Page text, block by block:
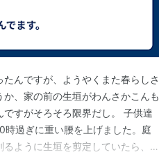
んですが、ようやくまた春らしさ
、家の前の生垣がわんさかこんも
すがそろそろ限界だし。 子供達
過ぎに重い腰を上げました。庭
ように生垣を剪定していたら、通